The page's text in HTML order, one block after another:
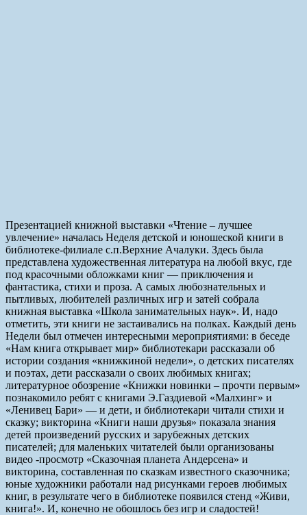
Презентацией книжной выставки «Чтение – лучшее
увлечение» началась Неделя детской и юношеской книги в
библиотеке-филиале с.п.Верхние Ачалуки. Здесь была
представлена художественная литература на любой вкус, где
под красочными обложками книг — приключения и
фантастика, стихи и проза. А самых любознательных и
пытливых, любителей различных игр и затей собрала
книжная выставка «Школа занимательных наук». И, надо
отметить, эти книги не застаивались на полках. Каждый день
Недели был отмечен интересными мероприятиями: в беседе
«Нам книга открывает мир» библиотекари рассказали об
истории создания «книжкиной недели», о детских писателях
и поэтах, дети рассказали о своих любимых книгах;
литературное обозрение «Книжки новинки – прочти первым»
познакомило ребят с книгами Э.Газдиевой «Малхинг» и
«Ленивец Бари» — и дети, и библиотекари читали стихи и
сказку; викторина «Книги наши друзья» показала знания
детей произведений русских и зарубежных детских
писателей; для маленьких читателей были организованы
видео -просмотр «Сказочная планета Андерсена» и
викторина, составленная по сказкам известного сказочника;
юные художники работали над рисунками героев любимых
книг, в результате чего в библиотеке появился стенд «Живи,
книга!». И, конечно не обошлось без игр и сладостей!